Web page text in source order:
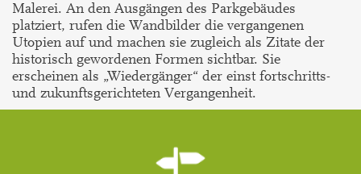
Malerei. An den Ausgängen des Parkgebäudes
platziert, rufen die Wandbilder die vergangenen
Utopien auf und machen sie zugleich als Zitate der
historisch gewordenen Formen sichtbar. Sie
erscheinen als „Wiedergänger“ der einst fortschritts-
und zukunftsgerichteten Vergangenheit.